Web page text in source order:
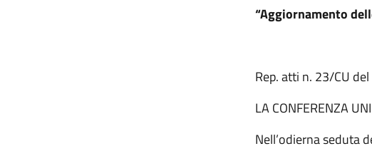
“Aggiornamento
Rep. atti n. 23/CU
LA CONFERENZA
Nell’odierna